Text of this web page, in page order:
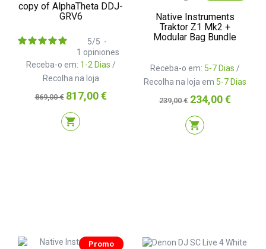
copy of AlphaTheta DDJ-
GRV6
Receba-o em: 1-2 Dias /
Recolha na loja
5/5 -
1 opiniones
Preço
normal
869,00 € Preço
817,00 €
shopping_cart
Native Instruments
Traktor Z1 Mk2 +
Modular Bag Bundle
Receba-o em: 5-7 Dias /
Recolha na loja em 5-7 Dias
Preço
normal
239,00 € Preço
234,00 €
shopping_cart
Promo